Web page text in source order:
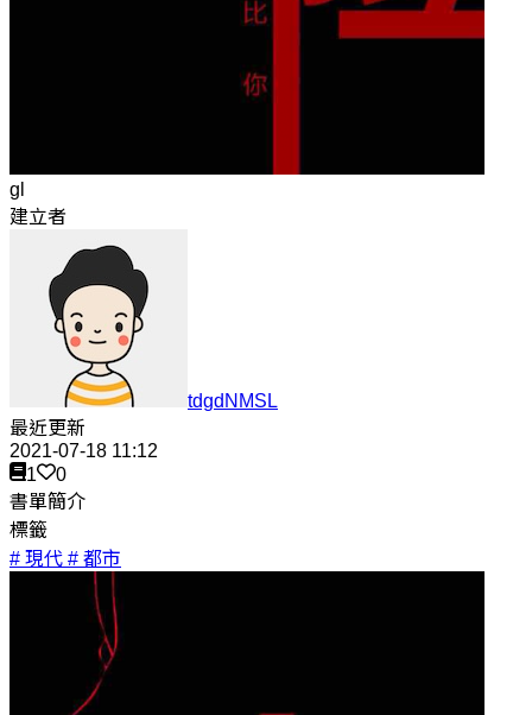
gl
建立者
tdgdNMSL
最近更新
2021-07-18 11:12
1
0
書單簡介
標籤
# 現代 # 都市